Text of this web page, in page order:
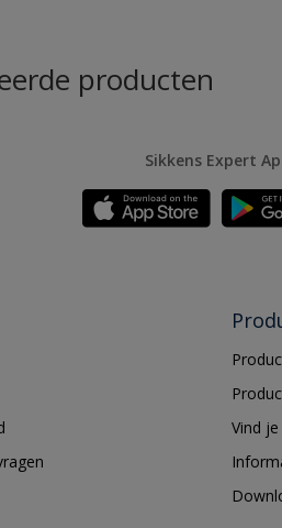
producten
Sikkens Expert
Vind